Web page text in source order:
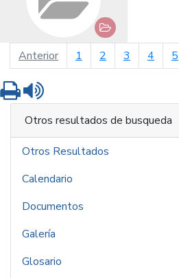
Anteriorpágina anterior
1 2 3 4 5
Imprimir
Otros resultados de busqueda
Otros Resultados
Calendario
Documentos
Galería
Glosario